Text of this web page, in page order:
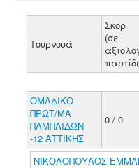
Τουρνουά
Σκορ
(σε
ΟΜΑΔΙΚΟ
ΠΡΩΤ/ΜΑ
ΠΑΜΠΑΙΔΩΝ
-12 ΑΤΤΙΚΗΣ
0 / 0
ΝΙΚΟΛΟΠΟΥΛΟΣ